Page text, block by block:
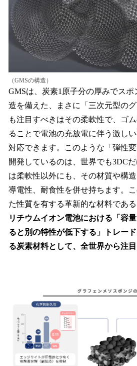
（GMSの構造）
GMSは、炭素1原子分の厚みでス
造を備えた、まさに「三次元型の
も注目すべきはその柔軟性で、ゴ
ることで電池の充放電に伴う激し
対応できます。このような「弾性
開発しているのは、世界でも3DC
は柔軟性以外にも、その材質や構造
導電性、耐食性を併せ持ちます。
た性質を有する革新的な材料である
リチウムイオン電池における「容
ると別の特性が低下する」トレー
る炭素材料として、全世界から注目